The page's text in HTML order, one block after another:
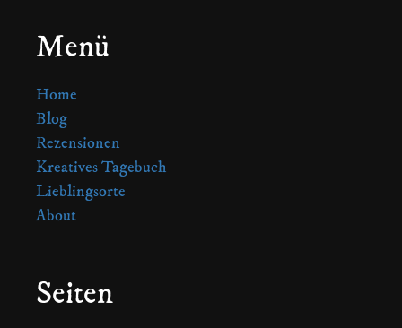
Menü
Home
Blog
Rezensionen
Kreatives Tagebuch
Lieblingsorte
About
Seiten